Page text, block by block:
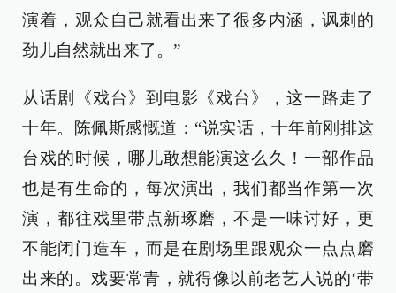
演着，观众自己就看出来了很多内涵，讽刺的
劲儿自然就出来了。”
从话剧《戏台》到电影《戏台》，这一路走了
十年。陈佩斯感慨道：“说实话，十年前刚排这
台戏的时候，哪儿敢想能演这么久！一部作品
也是有生命的，每次演出，我们都当作第一次
演，都往戏里带点新琢磨，不是一味讨好，更
不能闭门造车，而是在剧场里跟观众一点点磨
出来的。戏要常青，就得像以前老艺人说的‘带